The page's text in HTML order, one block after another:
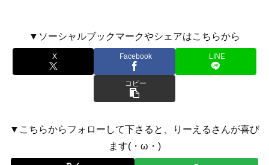
▼ソーシャルブックマークやシェアはこちらから
X Facebook LINE
コピー
▼こちらからフォローして下さると、りーえるさんが喜び
ます(・ω・)